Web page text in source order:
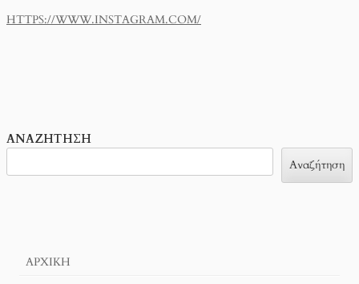
HTTPS://WWW.INSTAGRAM.COM/
ΑΝΑΖΉΤΗΣΗ
Αναζήτηση
ΑΡΧΙΚΉ